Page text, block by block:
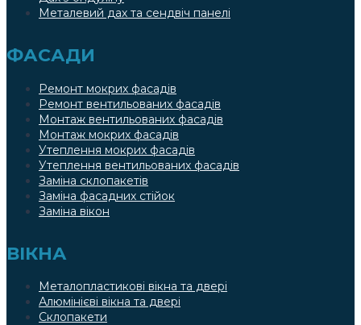
Металевий дах та сендвіч панелі
ФАСАДИ
Ремонт мокрих фасадів
Ремонт вентильованих фасадів
Монтаж вентильованих фасадів
Монтаж мокрих фасадів
Утеплення мокрих фасадів
Утеплення вентильованих фасадів
Заміна склопакетів
Заміна фасадних стійок
Заміна вікон
ВІКНА
Металопластикові вікна та двері
Алюмінієві вікна та двері
Склопакети